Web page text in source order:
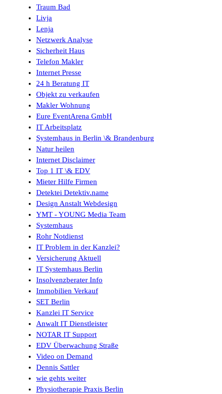
Traum Bad
Livja
Lenja
Netzwerk Analyse
Sicherheit Haus
Telefon Makler
Internet Presse
24 h Beratung IT
Objekt zu verkaufen
Makler Wohnung
Eure EventArena GmbH
IT Arbeitsplatz
Systemhaus in Berlin \& Brandenburg
Natur heilen
Internet Disclaimer
Top 1 IT \& EDV
Mieter Hilfe Firmen
Detektei Detektiv.name
Design Anstalt Webdesign
YMT - YOUNG Media Team
Systemhaus
Rohr Notdienst
IT Problem in der Kanzlei?
Versicherung Aktuell
IT Systemhaus Berlin
Insolvenzberater Info
Immobilien Verkauf
SET Berlin
Kanzlei IT Service
Anwalt IT Dienstleister
NOTAR IT Support
EDV Überwachung Straße
Video on Demand
Dennis Sattler
wie gehts weiter
Physiotherapie Praxis Berlin